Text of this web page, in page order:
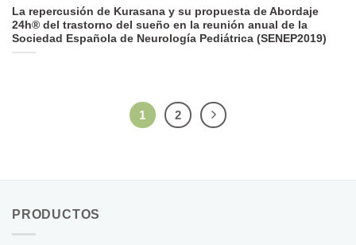
La repercusión de Kurasana y su propuesta de Abordaje
24h® del trastorno del sueño en la reunión anual de la
Sociedad Española de Neurología Pediátrica (SENEP2019)
1 2
PRODUCTOS